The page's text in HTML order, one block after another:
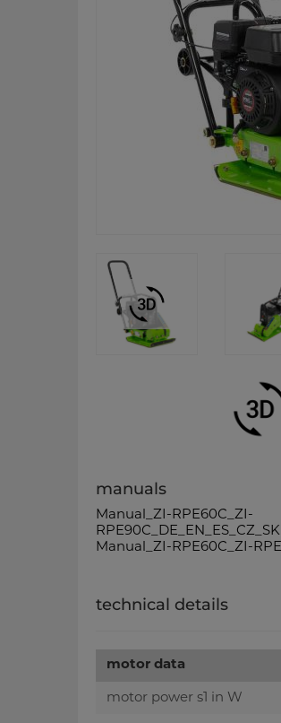
manuals
Manual_ZI-RPE60C_ZI-
Manual_ZI-RPE60C_ZI-
technical details
motor data
motor power s1 in W